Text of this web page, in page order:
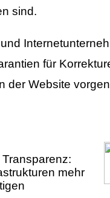
sind.
für
der Website
mehr